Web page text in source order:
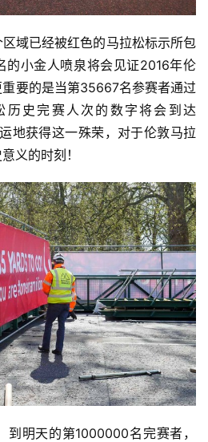
域已经被红色的马拉松标示所包
的小金人喷泉将会见证2016年伦
要的是当第35667名参赛者通过
历史完赛人次的数字将会到达
地获得这一殊荣，对于伦敦马拉
义的时刻！
到明天的第1000000名完赛者，